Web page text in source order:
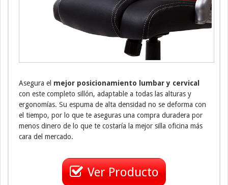
Asegura el mejor posicionamiento lumbar y cervical
con este completo sillón, adaptable a todas las alturas y
ergonomías. Su espuma de alta densidad no se deforma con
el tiempo, por lo que te aseguras una compra duradera por
menos dinero de lo que te costaría la mejor silla oficina más
cara del mercado.
Ver Producto